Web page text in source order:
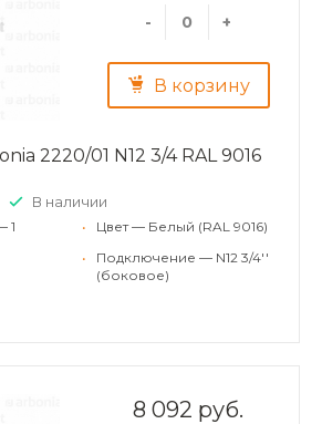
- +
В корзину
2220/01 N12 3/4 RAL 9016
В наличии
1
•
Цвет — Белый (RAL 9016)
•
Подключение — N12 3/4''
(боковое)
8 092 руб.